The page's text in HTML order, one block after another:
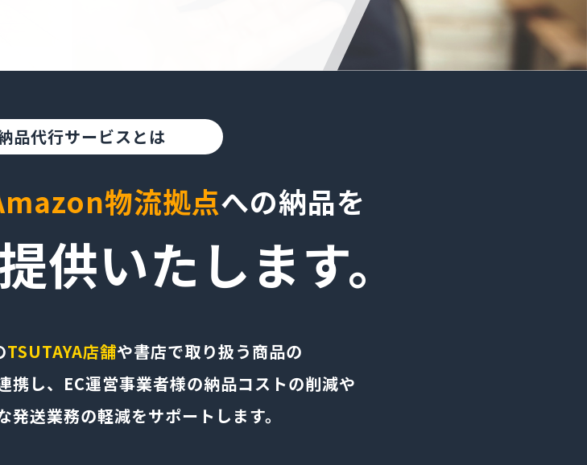
品代行サービスとは
物流拠点への納品を
供いたします。
TSUTAYA店舗や書店で取り扱う商品の
携し、EC運営事業者様の納品コストの削減や
送業務の軽減をサポートします。